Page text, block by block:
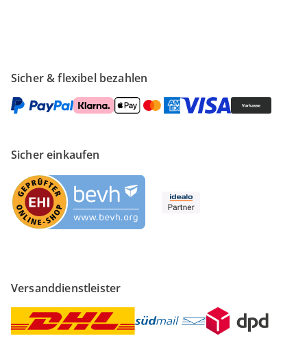
Sicher & flexibel bezahlen
Sicher einkaufen
Versanddienstleister